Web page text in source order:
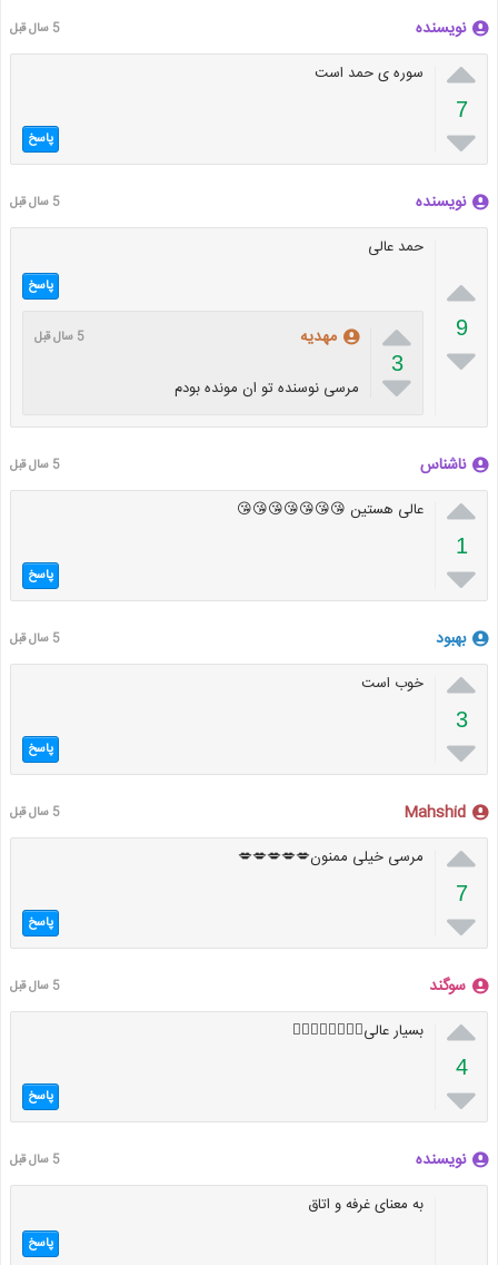
نویسنده 5 سال قبل

7

سوره ی حمد است
پاسخ
نویسنده 5 سال قبل

9

حمد عالی
پاسخ

3

مهدیه 5 سال قبل
مرسی نوسنده تو ان مونده بودم
ناشناس 5 سال قبل

1

عالی هستین 😘😘😘😘😘😘😘
پاسخ
بهبود 5 سال قبل

3

خوب است
پاسخ
Mahshid 5 سال قبل

7

مرسی خیلی ممنون💋💋💋💋💋
پاسخ
سوگند 5 سال قبل

4

بسیار عالی👌🏻👌🏻👌🏻👌🏻
پاسخ
نویسنده 5 سال قبل
به معنای غرفه و اتاق
پاسخ